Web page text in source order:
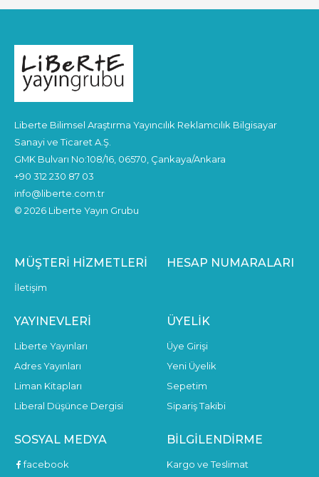
Liberte Bilimsel Araştırma Yayıncılık Reklamcılık Bilgisayar
Sanayi ve Ticaret A.Ş.
GMK Bulvarı No:108/16, 06570, Çankaya/Ankara
+90 312 230 87 03
info@liberte.com.tr
© 2026 Liberte Yayın Grubu
MÜŞTERI HIZMETLERI
İletişim
HESAP NUMARALARI
YAYINEVLERI
Liberte Yayınları
Adres Yayınları
Liman Kitapları
Liberal Düşünce Dergisi
ÜYELIK
Üye Girişi
Yeni Üyelik
Sepetim
Sipariş Takibi
SOSYAL MEDYA
facebook
BILGILENDIRME
Kargo ve Teslimat